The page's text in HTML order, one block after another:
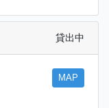
貸出中
MAP